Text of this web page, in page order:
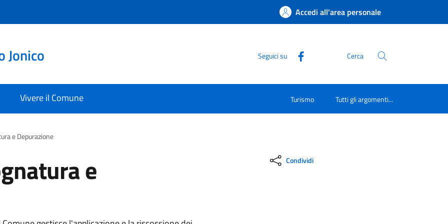
Accedi all'area personale
Jonico Seguici su Cerca
Vivere il Comune Turismo Tutti gli argomenti...
e Depurazione
e Condividi